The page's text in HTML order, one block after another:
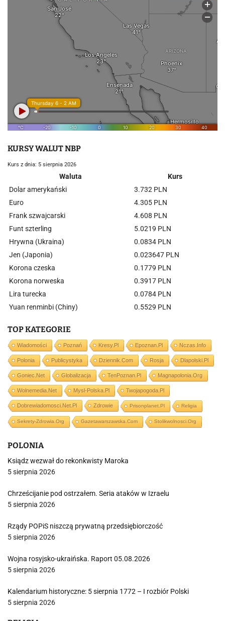
KURSY WALUT NBP
Kurs z dnia: 5 sierpnia 2026
Waluta
Kurs
Dolar amerykański
3.732 PLN
Euro
4.305 PLN
Frank szwajcarski
4.608 PLN
Funt szterling
5.0219 PLN
Hrywna (Ukraina)
0.0834 PLN
Jen (Japonia)
0.023647 PLN
Korona czeska
0.1779 PLN
Korona norweska
0.3917 PLN
Lira turecka
0.0784 PLN
Yuan renminbi (Chiny)
0.5529 PLN
TOP KATEGORIE
Wiadomości Poznań Kresy.pl Epoznan.pl Nczas.info
Polonia Publicystyka Dziennik.com Rosja Dlapolski.pl
Goniec.net Globalizacja TenPoznan.pl Magnapolonia.org
Wolnemedia.net Mysl-Polska.pl Twojapogoda.pl
Dobrewiadomosci.net.pl Zdrowie Prisonplanet.pl Religia
Sekrety-Zdrowia.org Gazetawarszawska.com Stolikwolnosci.org
POLONIA
Ksiądz wezwał do rekonkwisty Maroka
5 sierpnia 2026
Chrześcijanie pod ostrzałem. Seria ataków w Izraelu
5 sierpnia 2026
Rządy POPiS niszczą prywatną przedsiębiorczość
5 sierpnia 2026
Wojna rosyjsko-ukraińska. Raport 05.08.2026
5 sierpnia 2026
Kalendarium historyczne: 5 sierpnia 1772 – I rozbiór Polski
5 sierpnia 2026